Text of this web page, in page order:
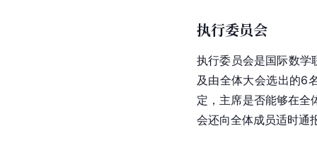
执行委员会
执行委员会是国际数学
及由全体大会选出的6
定，主席是否能够在全
会还向全体成员适时通